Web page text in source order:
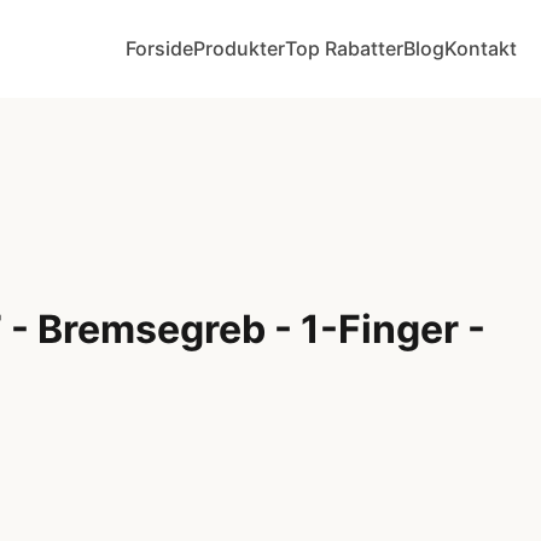
ForsideProdukterTop RabatterBlogKontakt
Bremsegreb - 1-Finger -